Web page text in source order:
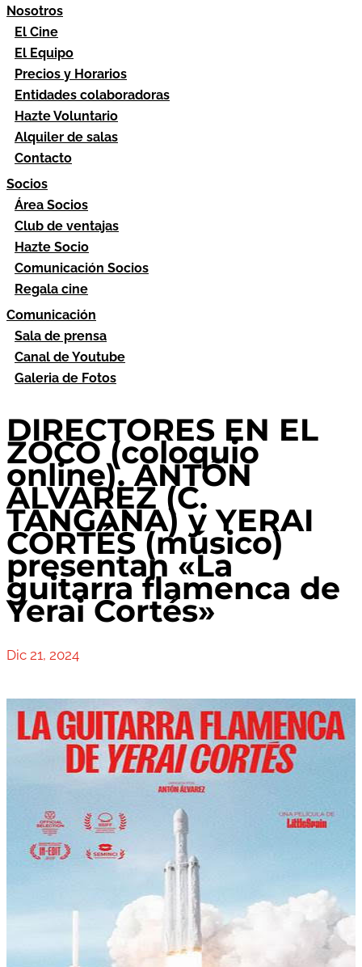
Nosotros
El Cine
El Equipo
Precios y Horarios
Entidades colaboradoras
Hazte Voluntario
Alquiler de salas
Contacto
Socios
Área Socios
Club de ventajas
Hazte Socio
Comunicación Socios
Regala cine
Comunicación
Sala de prensa
Canal de Youtube
Galeria de Fotos
DIRECTORES EN EL
ZOCO (coloquio
online). ANTÓN
ÁLVAREZ (C.
TANGANA) y YERAI
CORTÉS (músico)
presentan «La
guitarra flamenca de
Yerai Cortés»
Dic 21, 2024